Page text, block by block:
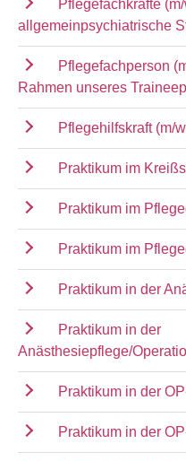
Pflegefachkräfte
allgemeinpsychiatrische
Pflegefachperson
Rahmen unseres
Pflegehilfskraft (m/
Praktikum im
Praktikum im
Praktikum im
Praktikum in der
Praktikum in der
Anästhesiepflege/
Praktikum in der
Praktikum in der